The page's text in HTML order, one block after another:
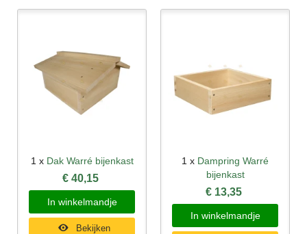
1 x Dak Warré bijenkast
€ 40,15
In winkelmandje
Bekijken
1 x Dampring Warré
bijenkast
€ 13,35
In winkelmandje